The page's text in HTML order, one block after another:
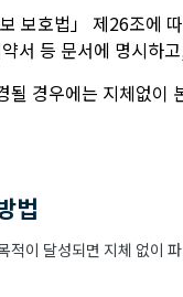
보호법」 제26조에
서 등 문서에 명시하
경우에는 지체없이
법
이 달성되면 지체 없이